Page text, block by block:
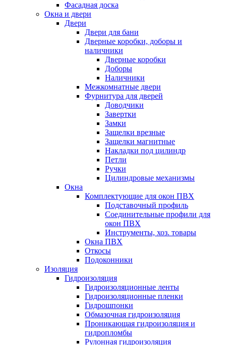
Фасадная доска
Окна и двери
Двери
Двери для бани
Дверные коробки, доборы и
наличники
Дверные коробки
Доборы
Наличники
Межкомнатные двери
Фурнитура для дверей
Доводчики
Завертки
Замки
Защелки врезные
Защелки магнитные
Накладки под цилиндр
Петли
Ручки
Цилиндровые механизмы
Окна
Комплектующие для окон ПВХ
Подставочный профиль
Соединительные профили для
окон ПВХ
Инструменты, хоз. товары
Окна ПВХ
Откосы
Подоконники
Изоляция
Гидроизоляция
Гидроизоляционные ленты
Гидроизоляционные пленки
Гидрошпонки
Обмазочная гидроизоляция
Проникающая гидроизоляция и
гидропломбы
Рулонная гидроизоляция